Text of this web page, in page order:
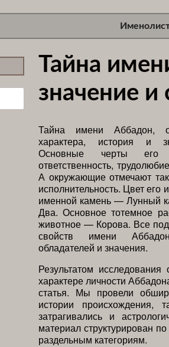
Тайна
значение и
Тайна имени Аббадон,
характера, история и
Основные черты его
ответственность,
А окружающие отмечают
исполнительность. Цвет
именной камень — Лунный
Два. Основное тотемное
животное — Корова. Все
свойств имени
обладателей и значения.
Результатом
характере личности
статья. Мы провели
истории
затрагивались и
материал структурирован
раздельным категориям.